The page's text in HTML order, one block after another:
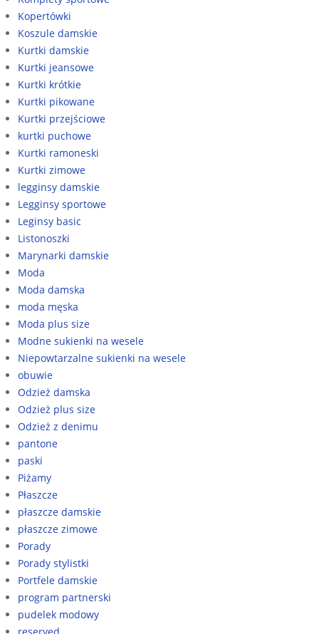
Kopertówki
Koszule damskie
Kurtki damskie
Kurtki jeansowe
Kurtki krótkie
Kurtki pikowane
Kurtki przejściowe
kurtki puchowe
Kurtki ramoneski
Kurtki zimowe
legginsy damskie
Legginsy sportowe
Leginsy basic
Listonoszki
Marynarki damskie
Moda
Moda damska
moda męska
Moda plus size
Modne sukienki na wesele
Niepowtarzalne sukienki na wesele
obuwie
Odzież damska
Odzież plus size
Odzież z denimu
pantone
paski
Piżamy
Płaszcze
płaszcze damskie
płaszcze zimowe
Porady
Porady stylistki
Portfele damskie
program partnerski
pudelek modowy